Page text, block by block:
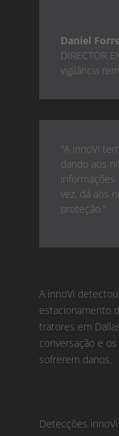
Daniel
DIRECTOR
vigilância
"A innoVi
dando aos
informações
vez, dá aos
proteção."
A innoVi
estacionamento
tratores em
conversação e
sofrerem danos.
Detecções